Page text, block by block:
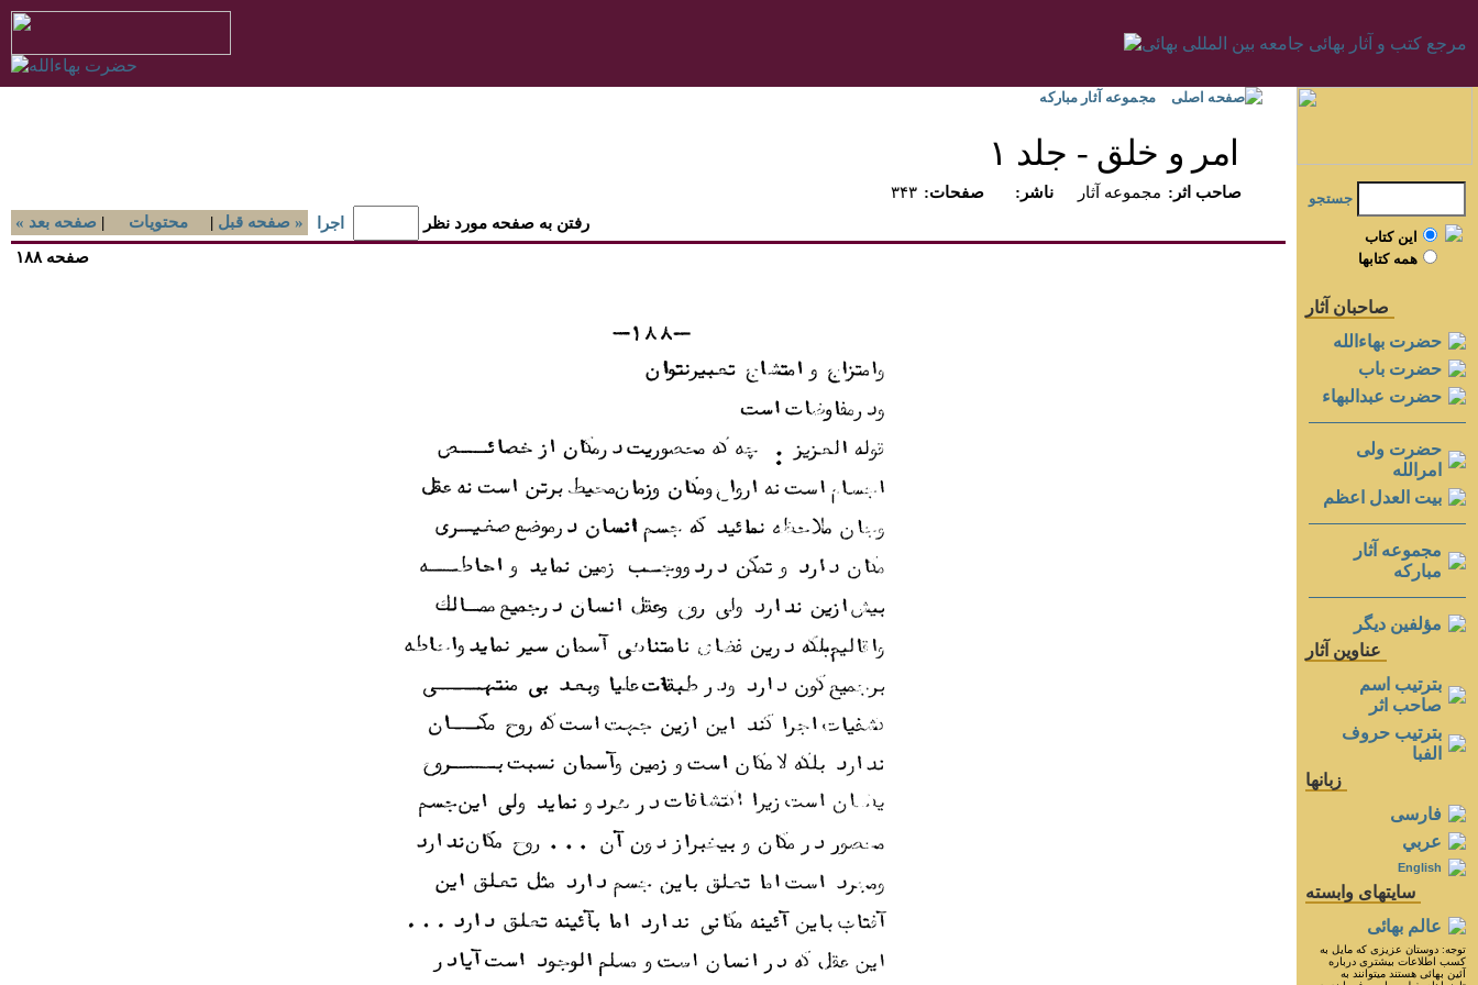
صفحه اصلی مجموعه آثار مبارکه
امر و خلق - جلد ۱
۳۴۳ :صفحات :ناشر مجموعه آثار
:صاحب اثر
« صفحه بعد | محتويات | صفحه قبل » رفتن به صفحه مورد نظر
اجرا
جستجو
اين کتاب
همه کتابها
صاحبان آثار
حضرت بهاءالله
حضرت باب
حضرت عبدالبهاء
حضرت ولی
امرالله
بيت العدل اعظم
مجموعه آثار
مباركه
مؤلفين ديگر
عناوين آثار
بترتيب اسم
صاحب اثر
بترتيب حروف
الفبا
زبانها
فارسی
عربي
English
سايتهای وابسته
عالم بهائی
توجه: دوستان عزيزى كه مايل به
كسب اطلاعات بيشترى درباره
آئين بهائى هستند ميتوانند به